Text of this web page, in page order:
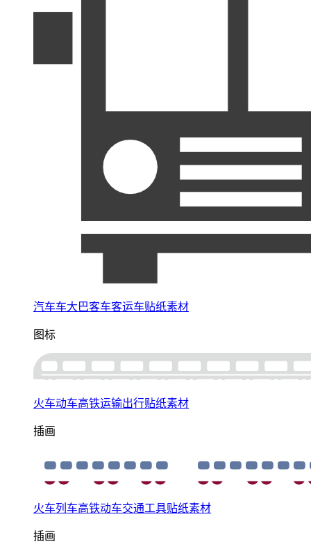
汽车车大巴客车客运车贴纸素材
图标
火车动车高铁运输出行贴纸素材
插画
火车列车高铁动车交通工具贴纸素材
插画